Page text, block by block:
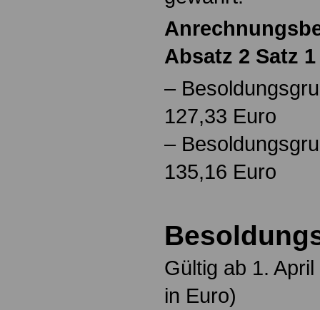
Absatz 2 Satz 1
–
127,33 Euro
–
135,16 Euro
Gültig ab 1.
in Euro)